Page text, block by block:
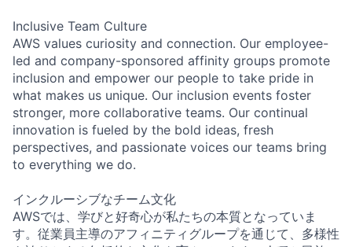
Inclusive Team Culture
AWS values curiosity and connection. Our employee-
led and company-sponsored affinity groups promote
inclusion and empower our people to take pride in
what makes us unique. Our inclusion events foster
stronger, more collaborative teams. Our continual
innovation is fueled by the bold ideas, fresh
perspectives, and passionate voices our teams bring
to everything we do.
インクルーシブなチーム文化
AWSでは、学びと好奇心が私たちの本質となっていま
す。従業員主導のアフィニティグループを通じて、多様性